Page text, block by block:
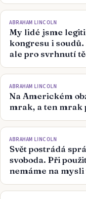
ABRAHAM LINCOLN
My lidé jsme
kongresu i
ale pro svrhnutí
ABRAHAM LINCOLN
Na Americkém
mrak, a ten mrak
ABRAHAM LINCOLN
Svět postrádá
svoboda. Při
nemáme na mysli